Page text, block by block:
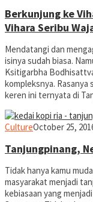
Berkunjung ke
Vihara Seribu
Mendatangi dan
isinya sudah biasa.
Ksitigarbha
kompleksnya.
keren ini ternyata di
Cultureyopiefranz
October 25,
Tanjungpinang,
Tidak hanya kamu
masyarakat menjadi
kebiasaan yang